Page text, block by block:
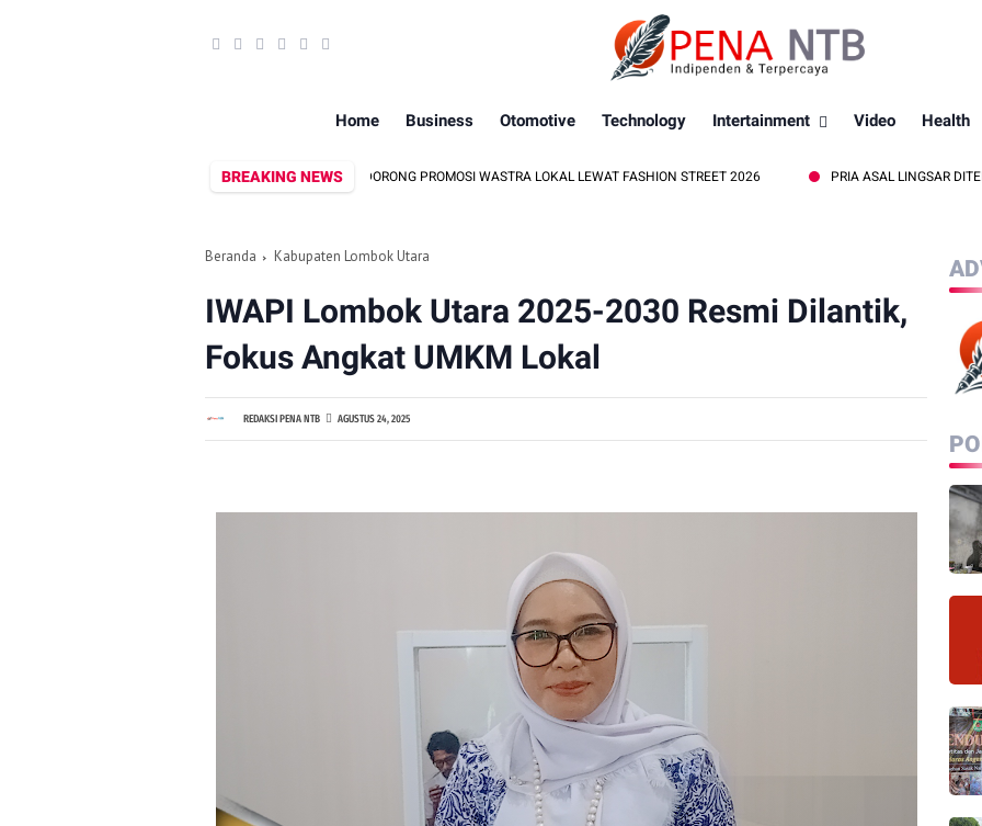
Home Business Otomotive Technology Intertainment Video Health
BREAKING NEWS
DEKRANASDA DAN DISPAR LOMBOK UTARA DORONG PROMOSI WASTRA LOKAL LEWAT FASHION STREET 2026 PRIA ASAL LINGSAR DITEMUKAN
Beranda Kabupaten Lombok Utara
IWAPI Lombok Utara 2025-2030 Resmi Dilantik,
Fokus Angkat UMKM Lokal
REDAKSI PENA NTB AGUSTUS 24, 2025